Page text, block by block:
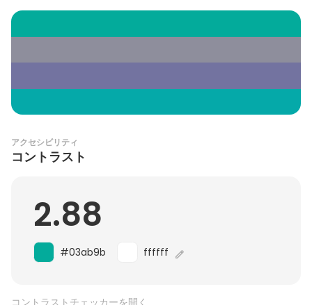
アクセシビリティ
コントラスト
2.88
#03ab9b ffffff
コントラストチェッカーを開く